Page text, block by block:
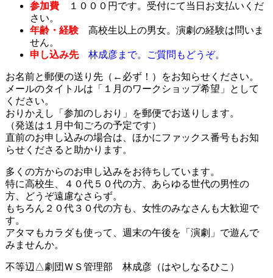
参加費１０００円です。受付にて当日お支払いくだ
さい。
年齢・経験高校生以上の男女。演劇の経験は問いま
せん。
申し込み先
林成彦まで。ご質問もどうぞ。
お名前と郵便の送り先（←必ず！）をお知らせください。
メールのタイトルは「１月のワークショップ希望」として
ください。
おりかえし「参加のしおり」を郵便でお送りします。
（発送は１月中旬ごろの予定です）
直前のお申し込みの場合は、ほかにファックス番号もお知
らせくださると助かります。
多くの方からのお申し込みをお待ちしています。
特に高校生、４０代５０代の方、あらゆる世代の男性の
方、どうぞ遠慮なさらず。
もちろん２０代３０代の方も、女性のみなさんも大歓迎で
す。
アタマもカラダも使って、週末の午後を「演劇」で遊んで
みませんか。
不等辺△劇団ＷＳ管理部 林成彦（はやしなるひこ）